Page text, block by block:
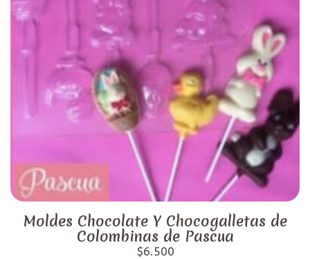
Moldes Chocolate Y Chocogalletas de
Colombinas de Pascua
$6.500